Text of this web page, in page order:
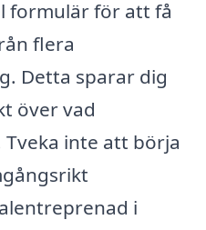
formulär för att få
flera
Detta sparar dig
över vad
inte att börja
i